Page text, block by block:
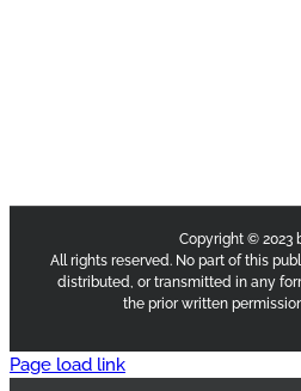
Copyright © 2023
All rights reserved. No part of this
distributed, or transmitted in any
the prior written
Page load link